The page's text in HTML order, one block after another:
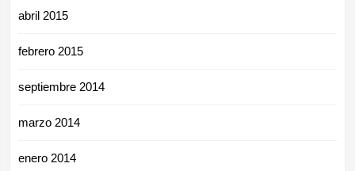
abril 2015
febrero 2015
septiembre 2014
marzo 2014
enero 2014